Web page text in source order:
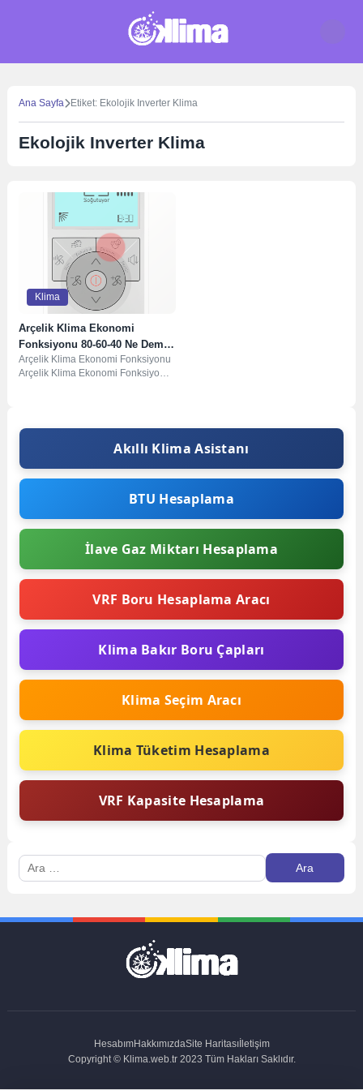
Ana Sayfa Etiket: Ekolojik Inverter Klima
Ekolojik Inverter Klima
Klima
Arçelik Klima Ekonomi
Fonksiyonu 80-60-40 Ne Demek
?
Arçelik Klima Ekonomi Fonksiyonu
Arçelik Klima Ekonomi Fonksiyonu
Akıllı Klima Asistanı
BTU Hesaplama
İlave Gaz Miktarı Hesaplama
VRF Boru Hesaplama Aracı
Klima Bakır Boru Çapları
Klima Seçim Aracı
Klima Tüketim Hesaplama
VRF Kapasite Hesaplama
Arama:
HesabımHakkımızdaSite Haritasıİletişim
Copyright © Klima.web.tr 2023 Tüm Hakları Saklıdır.